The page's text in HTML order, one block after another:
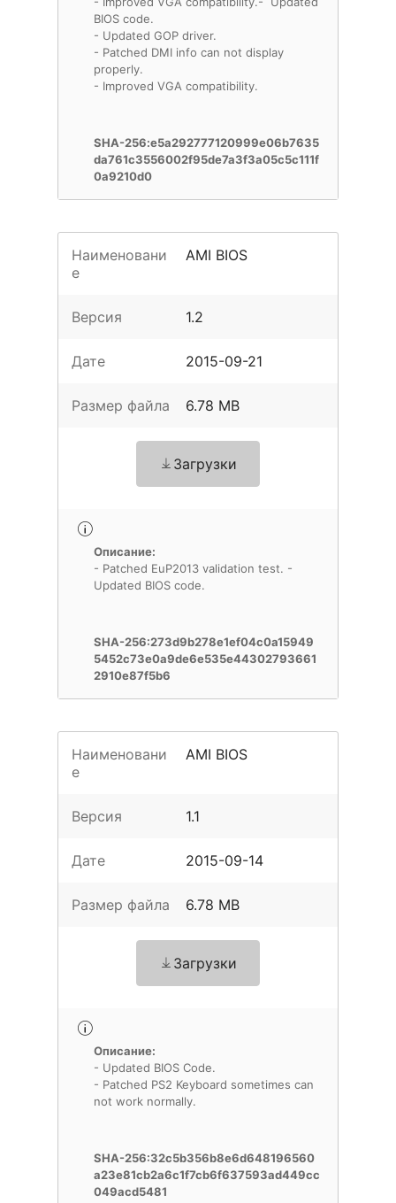
BIOS code.
- Updated GOP driver.
- Patched DMI info can not display
properly.
SHA-256:e5a292777120999e06b7635
da761c3556002f95de7a3f3a05c5c111f
0a9210d0
Наименовани
е
AMI BIOS
Версия 1.2
Дате 2015-09-21
Размер файла 6.78 MB
Загрузки
Описание:
- Patched EuP2013 validation test. -
Updated BIOS code.
SHA-256:273d9b278e1ef04c0a15949
5452c73e0a9de6e535e44302793661
2910e87f5b6
Наименовани
е
AMI BIOS
Версия 1.1
Дате 2015-09-14
Размер файла 6.78 MB
Загрузки
Описание:
- Updated BIOS Code.
- Patched PS2 Keyboard sometimes can
not work normally.
SHA-256:32c5b356b8e6d648196560
a23e81cb2a6c1f7cb6f637593ad449cc
049acd5481